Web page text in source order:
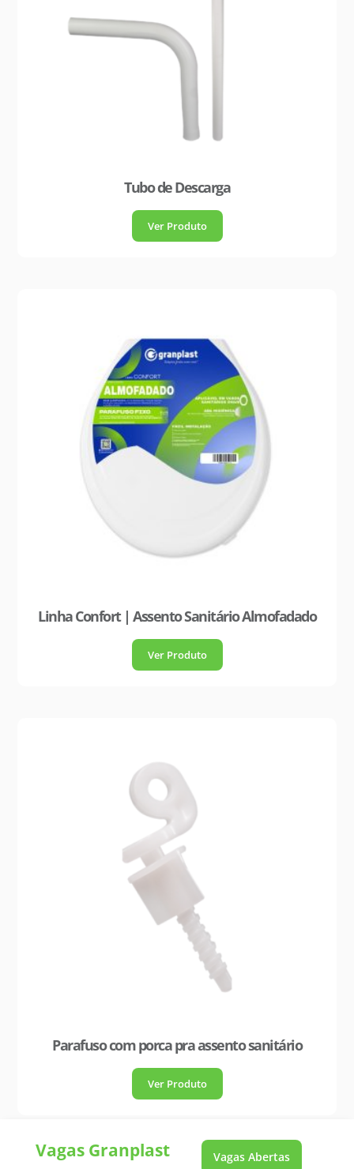
Tubo de Descarga
Ver Produto
Linha Confort | Assento Sanitário Almofadado
Ver Produto
Parafuso com porca pra assento sanitário
Ver Produto
Vagas Granplast Vagas Abertas